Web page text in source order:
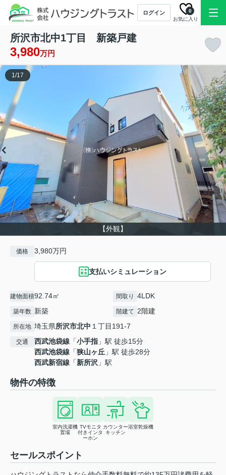
ログイン
お気に入り
0
所沢市北中1丁目 新築戸建
3,980万円
【外観】
1/17
価格 3,980万円
支払いシミュレーション
建物面積92.74㎡ 間取り 4LDK
築年数 新築 階建て 2階建
所在地 埼玉県所沢市北中 １丁目191-7
交通 西武池袋線 「小手指 」駅 徒歩15分
西武池袋線 「狭山ヶ丘 」駅 徒歩28分
西武新宿線 「新所沢 」駅
物件の特徴
室内洗濯機
置場
TVモニタ
付きインタ
ーホン
カウンター
キッチン
浴室乾燥機
セールスポイント